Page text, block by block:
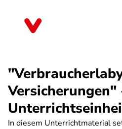
Versicherungen"
In diesem Unterrichtmaterial